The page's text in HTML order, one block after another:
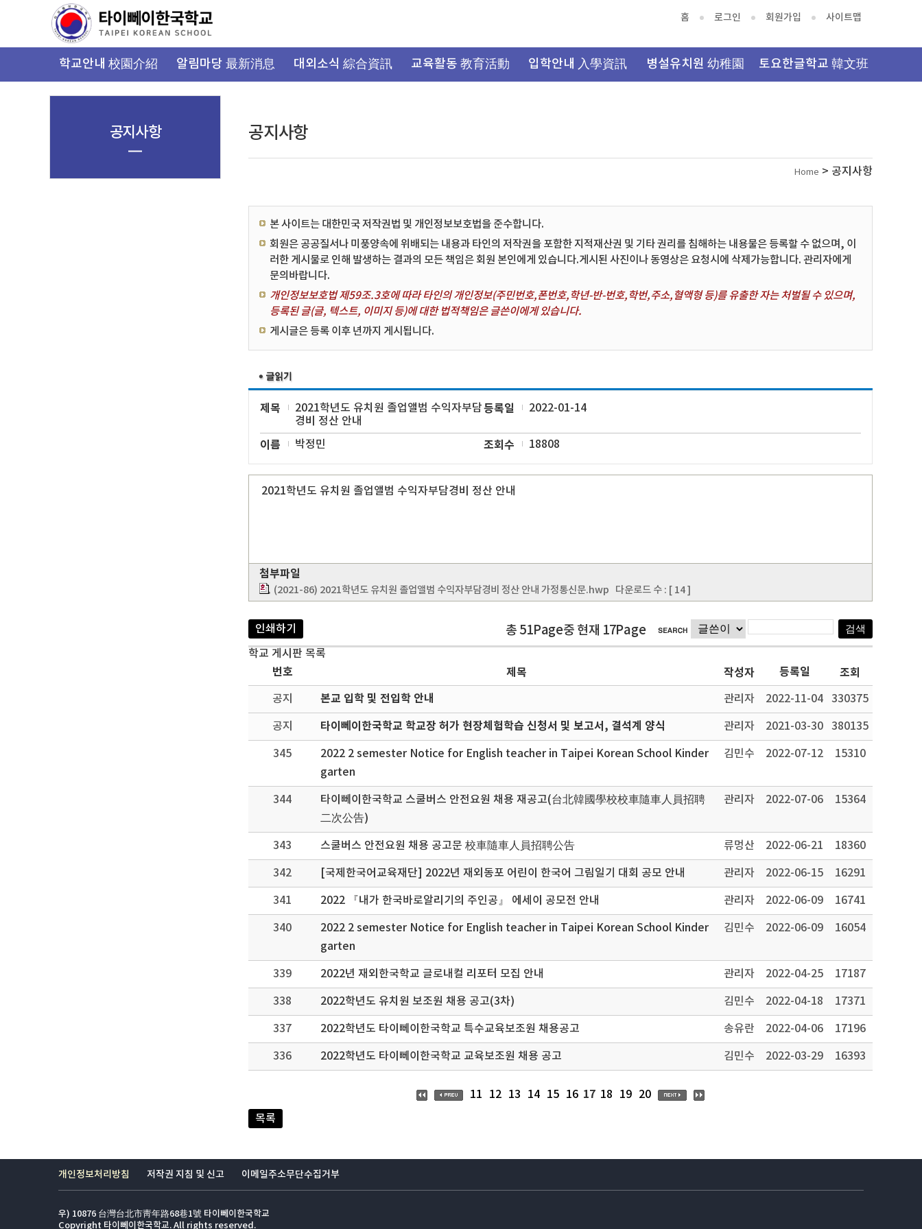
뉴
홈 로그인 회원가입 사이트맵
학교안내 校園介紹 알림마당 最新消息 대외소식 綜合資訊 교육활동 教育活動 입학안내 入學資訊 병설유치원 幼稚園 토요한글학교 韓文班
공지사항
Home > 공지사항
본 사이트는 대한민국 저작권법 및 개인정보보호법을 준수합니다.
회원은 공공질서나 미풍양속에 위배되는 내용과 타인의 저작권을 포함한 지적재산권 및 기타 권리를 침해하는 내용물은 등록할 수 없으며, 이
러한 게시물로 인해 발생하는 결과의 모든 책임은 회원 본인에게 있습니다.게시된 사진이나 동영상은 요청시에 삭제가능합니다. 관리자에게
문의바랍니다.
개인정보보호법 제59조.3호에 따라 타인의 개인정보(주민번호,폰번호,학년-반-번호,학번,주소,혈액형 등)를 유출한 자는 처벌될 수 있으며,
등록된 글(글, 텍스트, 이미지 등)에 대한 법적책임은 글쓴이에게 있습니다.
게시글은 등록 이후 년까지 게시됩니다.
제목
2021학년도 유치원 졸업앨범 수익자부담
경비 정산 안내
등록일 2022-01-14
이름 박정민 조회수 18808
2021학년도 유치원 졸업앨범 수익자부담경비 정산 안내
첨부파일
(2021-86) 2021학년도 유치원 졸업앨범 수익자부담경비 정산 안내 가정통신문.hwp 다운로드 수 : [ 14 ]
인쇄하기 총 51Page중 현재 17Page
학교 게시판 목록
번호 제목 작성자 등록일 조회
공지 본교 입학 및 전입학 안내 관리자 2022-11-04 330375
공지 타이뻬이한국학교 학교장 허가 현장체험학습 신청서 및 보고서, 결석계 양식 관리자 2021-03-30 380135
345
2022 2 semester Notice for English teacher in Taipei Korean School Kinder
garten
김민수 2022-07-12 15310
344
타이뻬이한국학교 스쿨버스 안전요원 채용 재공고(台北韓國學校校車隨車人員招聘
二次公告)
관리자 2022-07-06 15364
343 스쿨버스 안전요원 채용 공고문 校車隨車人員招聘公告 류멍산 2022-06-21 18360
342 [국제한국어교육재단] 2022년 재외동포 어린이 한국어 그림일기 대회 공모 안내 관리자 2022-06-15 16291
341 2022 『내가 한국바로알리기의 주인공』 에세이 공모전 안내 관리자 2022-06-09 16741
340
2022 2 semester Notice for English teacher in Taipei Korean School Kinder
garten
김민수 2022-06-09 16054
339 2022년 재외한국학교 글로내컬 리포터 모집 안내 관리자 2022-04-25 17187
338 2022학년도 유치원 보조원 채용 공고(3차) 김민수 2022-04-18 17371
337 2022학년도 타이뻬이한국학교 특수교육보조원 채용공고 송유란 2022-04-06 17196
336 2022학년도 타이뻬이한국학교 교육보조원 채용 공고 김민수 2022-03-29 16393
11 12 13 14 15 16 17 18 19
20
목록
공지사항
개인정보처리방침 저작권 지침 및 신고 이메일주소무단수집거부
우) 10876 台灣台北市靑年路68巷1號 타이뻬이한국학교
Copyright 타이뻬이한국학교. All rights reserved.